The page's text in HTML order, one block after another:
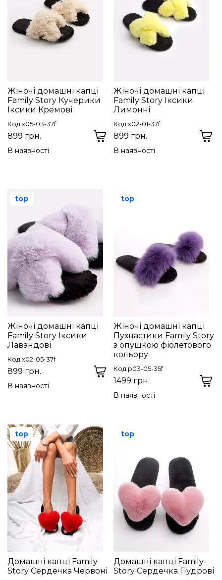
Жіночі домашні капці
Family Story Кучерики
Іксики Кремові
Код x05-03-37f
899 грн.
В наявності
Жіночі домашні капці
Family Story Іксики
Лимонні
Код x02-01-37f
899 грн.
В наявності
Жіночі домашні капці
Family Story Іксики
Лавандові
Код x02-05-37f
899 грн.
В наявності
top
Жіночі домашні капці
Пухнастики Family Story
з опушкою фіолетового
кольору
Код p03-05-35f
1499 грн.
В наявності
top
Домашні капці Family
Story Сердечка Червоні
top
Домашні капці Family
Story Сердечка Пудрові
top